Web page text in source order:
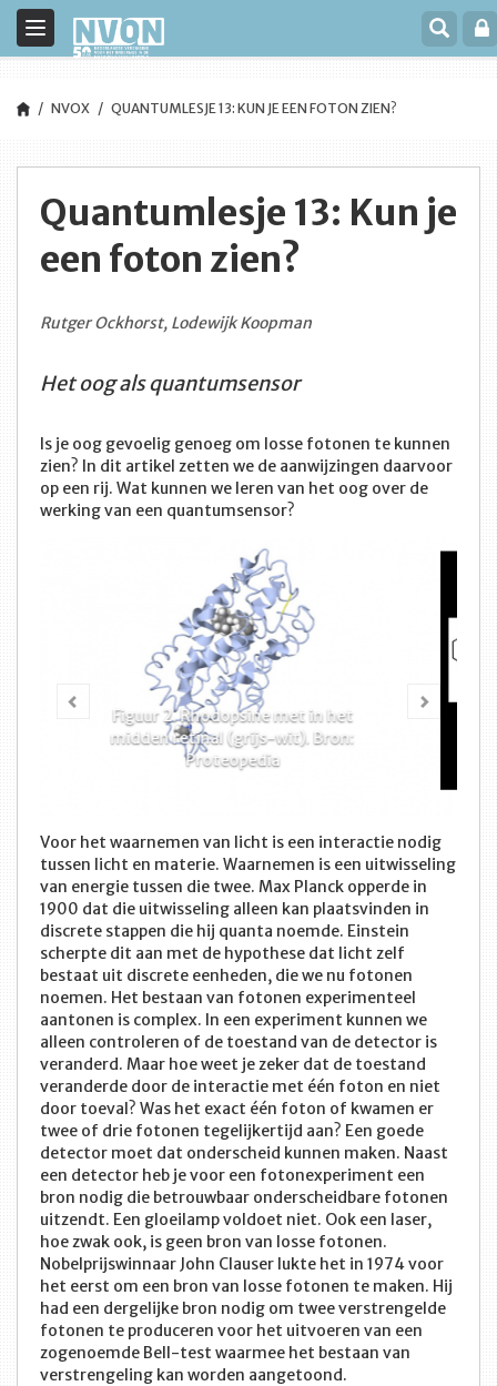
Toggle
navigation
NVOX QUANTUMLESJE 13: KUN JE EEN FOTON ZIEN?
Quantumlesje 13: Kun je
een foton zien?
Rutger Ockhorst, Lodewijk Koopman
Het oog als quantumsensor
Is je oog gevoelig genoeg om losse fotonen te kunnen
zien? In dit artikel zetten we de aanwijzingen daarvoor
op een rij. Wat kunnen we leren van het oog over de
werking van een quantumsensor?
Figuur 3. Retinal vervormt wanneer
het een foton absorbeert. Credit:
RicHard-59, CC BY-SA 3.0
Voor het waarnemen van licht is een interactie nodig
tussen licht en materie. Waarnemen is een uitwisseling
van energie tussen die twee. Max Planck opperde in
1900 dat die uitwisseling alleen kan plaatsvinden in
discrete stappen die hij quanta noemde. Einstein
scherpte dit aan met de hypothese dat licht zelf
bestaat uit discrete eenheden, die we nu fotonen
noemen. Het bestaan van fotonen experimenteel
aantonen is complex. In een experiment kunnen we
alleen controleren of de toestand van de detector is
veranderd. Maar hoe weet je zeker dat de toestand
veranderde door de interactie met één foton en niet
door toeval? Was het exact één foton of kwamen er
twee of drie fotonen tegelijkertijd aan? Een goede
detector moet dat onderscheid kunnen maken. Naast
een detector heb je voor een fotonexperiment een
bron nodig die betrouwbaar onderscheidbare fotonen
uitzendt. Een gloeilamp voldoet niet. Ook een laser,
hoe zwak ook, is geen bron van losse fotonen.
Nobelprijswinnaar John Clauser lukte het in 1974 voor
het eerst om een bron van losse fotonen te maken. Hij
had een dergelijke bron nodig om twee verstrengelde
fotonen te produceren voor het uitvoeren van een
zogenoemde Bell-test waarmee het bestaan van
verstrengeling kan worden aangetoond.